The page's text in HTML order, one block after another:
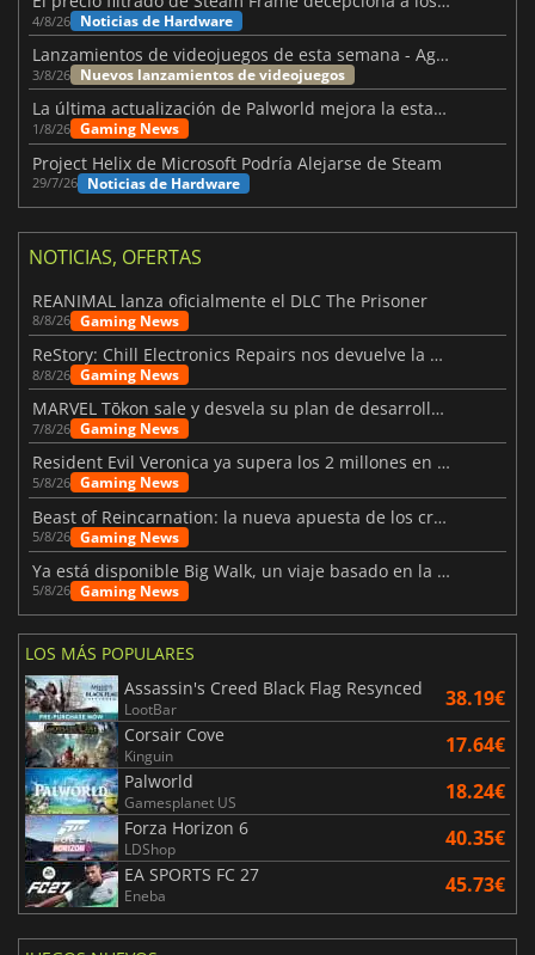
4/8/26 Noticias de Hardware
Lanzamientos de videojuegos de esta semana - Agosto de 2026 (semana 32)
3/8/26 Nuevos lanzamientos de videojuegos
La última actualización de Palworld mejora la estabilidad
1/8/26 Gaming News
Project Helix de Microsoft Podría Alejarse de Steam
29/7/26 Noticias de Hardware
NOTICIAS, OFERTAS
REANIMAL lanza oficialmente el DLC The Prisoner
8/8/26 Gaming News
ReStory: Chill Electronics Repairs nos devuelve la nostalgia de los 2000
8/8/26 Gaming News
MARVEL Tōkon sale y desvela su plan de desarrollo para el primer año
7/8/26 Gaming News
Resident Evil Veronica ya supera los 2 millones en listas de deseados
5/8/26 Gaming News
Beast of Reincarnation: la nueva apuesta de los creadores de Pokémon
5/8/26 Gaming News
Ya está disponible Big Walk, un viaje basado en la amistad
5/8/26 Gaming News
LOS MÁS POPULARES
Assassin's Creed Black Flag Resynced
LootBar 38.19€
Corsair Cove
Kinguin 17.64€
Palworld
Gamesplanet US 18.24€
Forza Horizon 6
LDShop 40.35€
EA SPORTS FC 27
Eneba 45.73€